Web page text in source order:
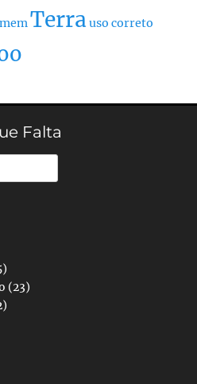
Terra uso correto
Falta
(23)